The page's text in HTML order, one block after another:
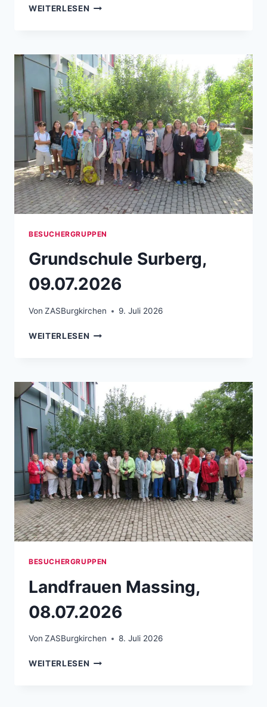
WEITERLESEN MITTELSCHULE MÜHLDORF, 10.07.2026
BESUCHERGRUPPEN
Grundschule Surberg,
09.07.2026
Von ZASBurgkirchen 9. Juli 2026
WEITERLESEN GRUNDSCHULE SURBERG, 09.07.2026
BESUCHERGRUPPEN
Landfrauen Massing,
08.07.2026
Von ZASBurgkirchen 8. Juli 2026
WEITERLESEN LANDFRAUEN MASSING, 08.07.2026